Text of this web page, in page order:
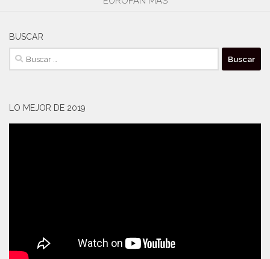
BUSCAR
Buscar:
LO MEJOR DE 2019